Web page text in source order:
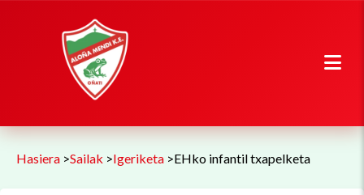
Hasiera >Sailak >Igeriketa >EHko infantil txapelketa